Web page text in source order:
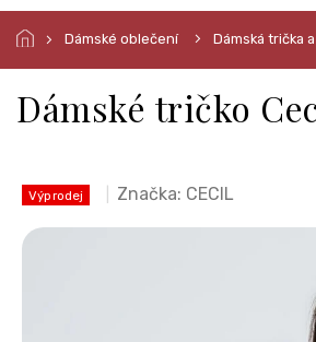
Dámské oblečení Dámská trička
Dámské tričko
Výprodej Značka: CECIL